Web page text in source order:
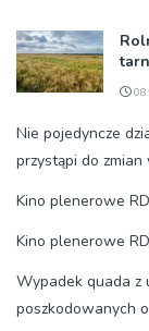
Nie pojedyncze
przystąpi do
Kino plenerowe
Kino plenerowe
Wypadek quada z
poszkodowanych